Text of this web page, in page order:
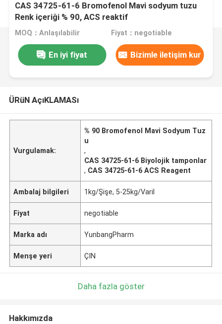
CAS 34725-61-6 Bromofenol Mavi sodyum tuzu
Renk içeriği % 90, ACS reaktif
MOQ：Anlaşılabilir Fiyat：negotiable
En iyi fiyat Bizimle iletişim kur
ÜRüN AçıKLAMASı
Vurgulamak:
% 90 Bromofenol Mavi Sodyum Tuz
u
,
CAS 34725-61-6 Biyolojik tamponlar
, CAS 34725-61-6 ACS Reagent
Ambalaj bilgileri 1kg/Şişe, 5-25kg/Varil
Fiyat negotiable
Marka adı YunbangPharm
Menşe yeri ÇIN
Daha fazla göster
Hakkımızda